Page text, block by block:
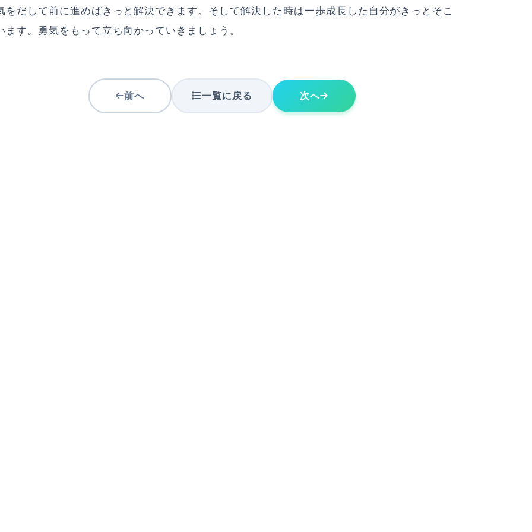
をだして前に進めばきっと解決できます。そして解決した時は一歩成長した自分がきっとそこ
ます。勇気をもって立ち向かっていきましょう。
前へ 一覧に戻る 次へ